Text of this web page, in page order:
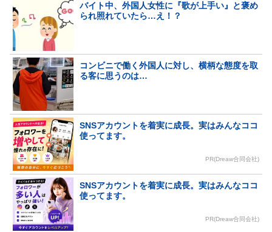
バイト中、外国人女性に『歌が上手い』と褒め
られ照れていたら…え！？
コンビニで働く外国人に対し、横柄な態度を取
る客に思うのは…
SNSアカウントを着実に成長。実はみんなココ
使ってます。
PR(Dreaw合同会社)
SNSアカウントを着実に成長。実はみんなココ
使ってます。
PR(Dreaw合同会社)